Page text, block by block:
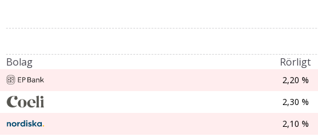
Bolag Rörligt
2,20 %
2,30 %
2,10 %